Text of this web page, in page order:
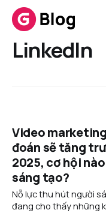
LinkedIn
Video
đoán sẽ tăng
2025, cơ hội
sáng tạo?
Nỗ lực thu hút người
đang cho thấy những